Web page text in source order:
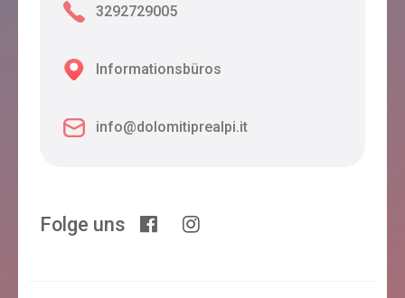
3292729005
Informationsbüros
info@dolomitiprealpi.it
Folge uns